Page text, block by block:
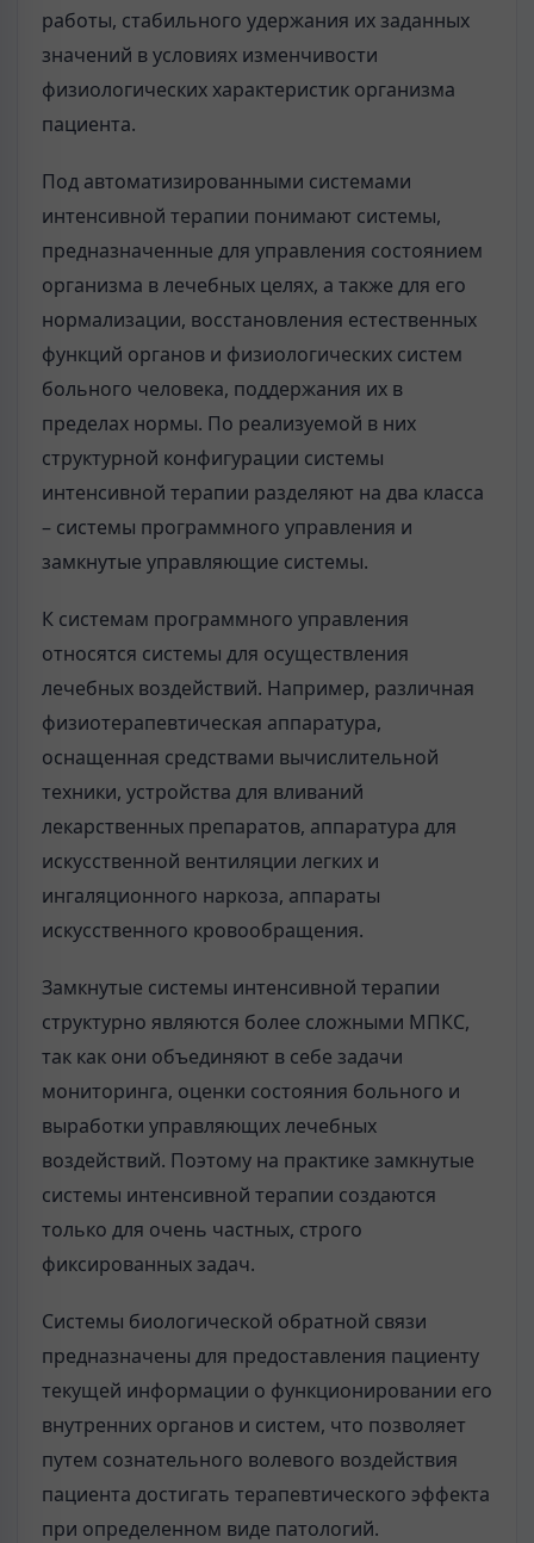
работы, стабильного удержания их заданных
значений в условиях изменчивости
физиологических характеристик организма
пациента.
Под автоматизированными системами
интенсивной терапии понимают системы,
предназначенные для управления состоянием
организма в лечебных целях, а также для его
нормализации, восстановления естественных
функций органов и физиологических систем
больного человека, поддержания их в
пределах нормы. По реализуемой в них
структурной конфигурации системы
интенсивной терапии разделяют на два класса
– системы программного управления и
замкнутые управляющие системы.
К системам программного управления
относятся системы для осуществления
лечебных воздействий. Например, различная
физиотерапевтическая аппаратура,
оснащенная средствами вычислительной
техники, устройства для вливаний
лекарственных препаратов, аппаратура для
искусственной вентиляции легких и
ингаляционного наркоза, аппараты
искусственного кровообращения.
Замкнутые системы интенсивной терапии
структурно являются более сложными МПКС,
так как они объединяют в себе задачи
мониторинга, оценки состояния больного и
выработки управляющих лечебных
воздействий. Поэтому на практике замкнутые
системы интенсивной терапии создаются
только для очень частных, строго
фиксированных задач.
Системы биологической обратной связи
предназначены для предоставления пациенту
текущей информации о функционировании его
внутренних органов и систем, что позволяет
путем сознательного волевого воздействия
пациента достигать терапевтического эффекта
при определенном виде патологий.